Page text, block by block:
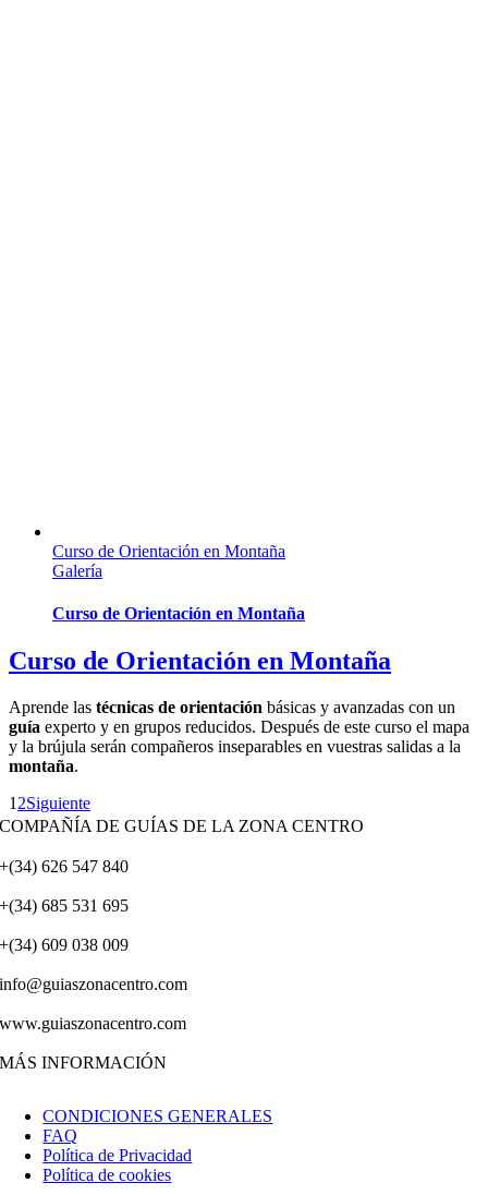
Curso de Orientación en Montaña
Galería
Curso de Orientación en Montaña
Curso de Orientación en Montaña
Aprende las técnicas de orientación básicas y avanzadas con un
guía experto y en grupos reducidos. Después de este curso el mapa
y la brújula serán compañeros inseparables en vuestras salidas a la
montaña.
1 2Siguiente
COMPAÑÍA DE GUÍAS DE LA ZONA CENTRO
+(34) 626 547 840
+(34) 685 531 695
+(34) 609 038 009
info@guiaszonacentro.com
www.guiaszonacentro.com
MÁS INFORMACIÓN
CONDICIONES GENERALES
FAQ
Política de Privacidad
Política de cookies